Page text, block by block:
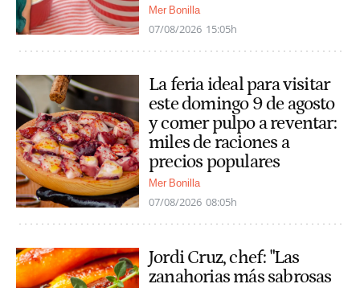
Mer Bonilla
07/08/2026 15:05h
La feria ideal para visitar
este domingo 9 de agosto
y comer pulpo a reventar:
miles de raciones a
precios populares
Mer Bonilla
07/08/2026 08:05h
Jordi Cruz, chef: "Las
zanahorias más sabrosas